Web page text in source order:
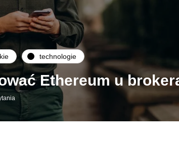
technologie
Ethereum u